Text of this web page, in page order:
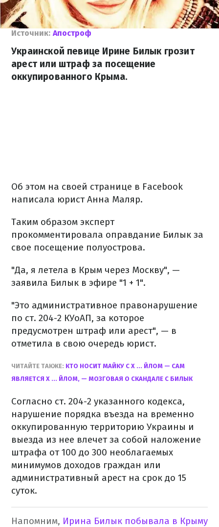
Источник: Апостроф
Украинской певице Ирине Билык грозит
арест или штраф за посещение
оккупированного Крыма.
Об этом на своей странице в Facebook
написала юрист Анна Маляр.
Таким образом эксперт
прокомментировала оправдание Билык за
свое посещение полуострова.
"Да, я летела в Крым через Москву", —
заявила Билык в эфире "1 + 1".
"Это административное правонарушение
по ст. 204-2 КУоАП, за которое
предусмотрен штраф или арест", — в
отметила в свою очередь юрист.
ЧИТАЙТЕ ТАКЖЕ: КТО НОСИТ МАЙКУ С Х ... ЙЛОМ — САМ
ЯВЛЯЕТСЯ Х ... ЙЛОМ, — МОЗГОВАЯ О СКАНДАЛЕ С БИЛЫК
Согласно ст. 204-2 указанного кодекса,
нарушение порядка въезда на временно
оккупированную территорию Украины и
выезда из нее влечет за собой наложение
штрафа от 100 до 300 необлагаемых
минимумов доходов граждан или
административный арест на срок до 15
суток.
Напомним, Ирина Билык побывала в Крыму